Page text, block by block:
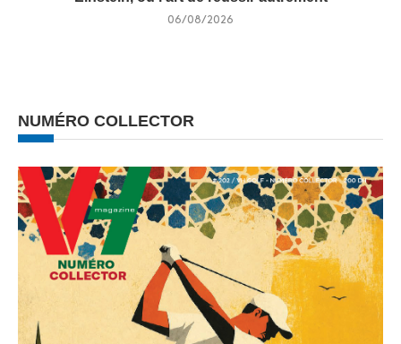
06/08/2026
NUMÉRO COLLECTOR